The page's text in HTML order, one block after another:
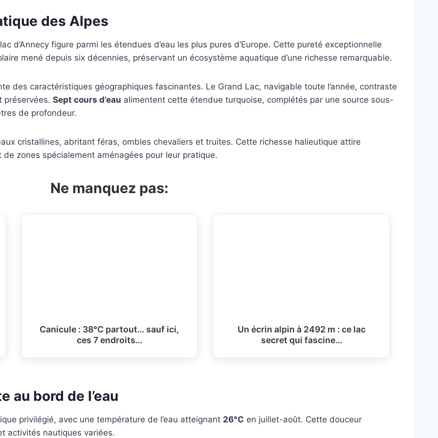
des Alpes
d’Annecy figure parmi les étendues d’eau les plus pures d’Europe. Cette pureté exceptionnelle
mené depuis six décennies, préservant un écosystème aquatique d’une richesse remarquable.
des caractéristiques géographiques fascinantes. Le Grand Lac, navigable toute l’année, contraste
préservées. Sept cours d’eau alimentent cette étendue turquoise, complétés par une source sous-
de profondeur.
cristallines, abritant féras, ombles chevaliers et truites. Cette richesse halieutique attire
zones spécialement aménagées pour leur pratique.
Ne manquez pas:
Canicule : 38°C partout… sauf ici,
ces 7 endroits…
Un écrin alpin à 2492 m : ce lac
secret qui fascine…
au bord de l’eau
privilégié, avec une température de l’eau atteignant 26°C en juillet-août. Cette douceur
activités nautiques variées.